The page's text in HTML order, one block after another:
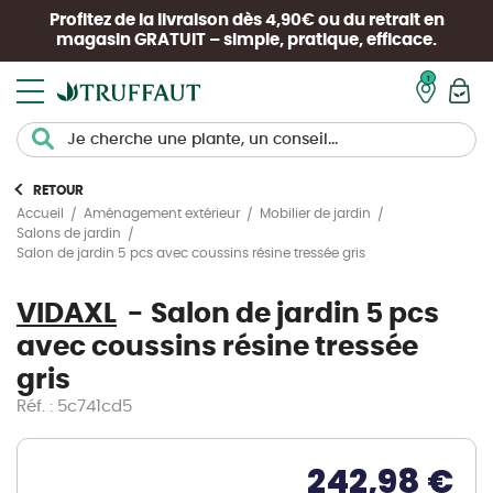
Profitez de la livraison dès 4,90€ ou du retrait en
magasin GRATUIT – simple, pratique, efficace.
RETOUR
Accueil
Aménagement extérieur
Mobilier de jardin
Salons de jardin
Salon de jardin 5 pcs avec coussins résine tressée gris
VIDAXL
Salon de jardin 5 pcs
avec coussins résine tressée
gris
Réf. : 5c741cd5
242,98 €